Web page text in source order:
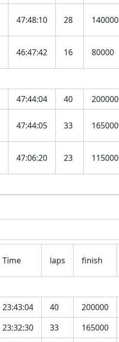
47:48:10 28 140000
46:47:42 16 80000
47:44:04 40 200000
47:44:05 33 165000
47:06:20 23 115000
Time laps finish
23:43:04 40 200000
23:32:30 33 165000